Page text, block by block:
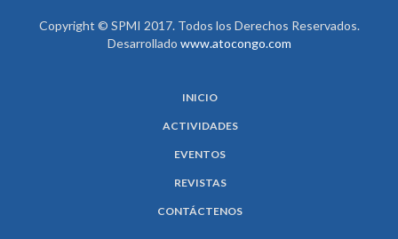
Copyright © SPMI 2017. Todos los Derechos Reservados.
Desarrollado www.atocongo.com
INICIO
ACTIVIDADES
EVENTOS
REVISTAS
CONTÁCTENOS